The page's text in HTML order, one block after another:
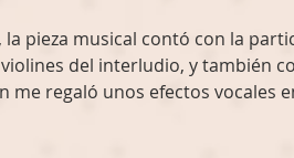
pieza musical contó con la
del interludio, y también
regaló unos efectos vocales